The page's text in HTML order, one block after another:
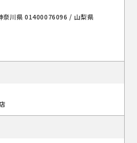
川県 01400076096 / 山梨県